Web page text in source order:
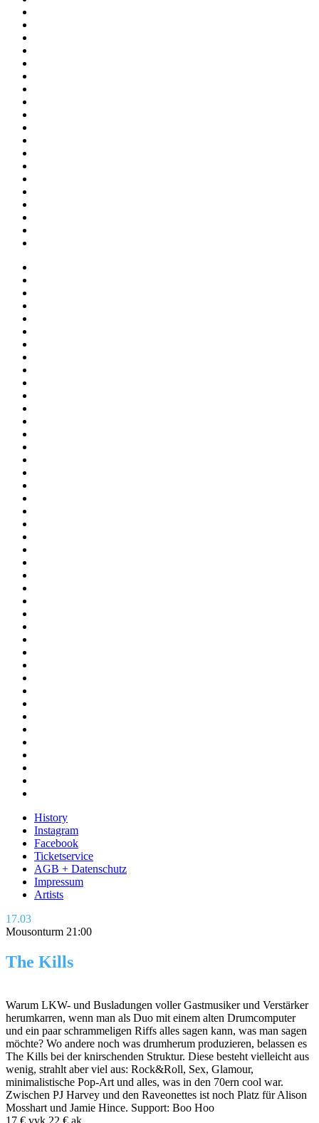
History
Instagram
Facebook
Ticketservice
AGB + Datenschutz
Impressum
Artists
17.03
Mousonturm 21:00
The Kills
Warum LKW- und Busladungen voller Gastmusiker und Verstärker
herumkarren, wenn man als Duo mit einem alten Drumcomputer
und ein paar schrammeligen Riffs alles sagen kann, was man sagen
möchte? Wo andere noch was drumherum produzieren, belassen es
The Kills bei der knirschenden Struktur. Diese besteht vielleicht aus
wenig, strahlt aber viel aus: Rock&Roll, Sex, Glamour,
minimalistische Pop-Art und alles, was in den 70ern cool war.
Zwischen PJ Harvey und den Raveonettes ist noch Platz für Alison
Mosshart und Jamie Hince. Support: Boo Hoo